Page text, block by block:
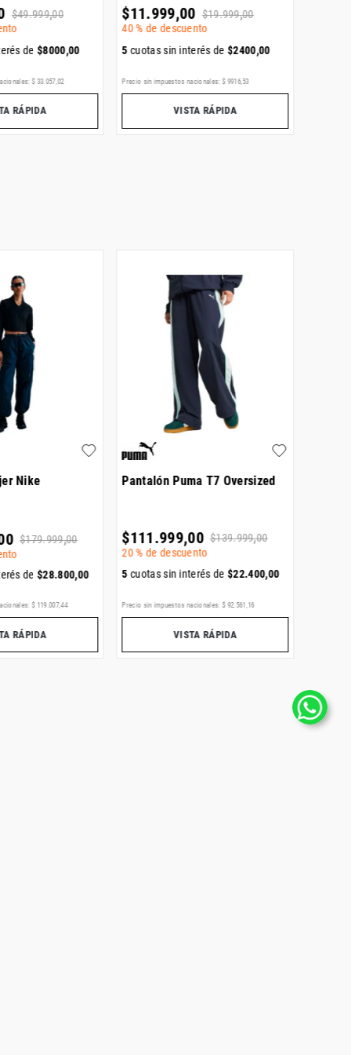
$49.999,00
de$8000,00
$ 33 057,02
RÁPIDA
$11.999,00 $19.999,00
40 % de descuento
5cuotas sin interés de$2400,00
Precio sin impuestos nacionales: $ 9916, 53
VISTA RÁPIDA
Nike
$179.999,00
de$28.800,00
$ 119.007,44
RÁPIDA
Pantalón Puma T7 Oversized
$111.999,00 $139.999,00
20 % de descuento
5cuotas sin interés de$22.400,00
Precio sin impuestos nacionales: $ 92. 561 16
VISTA RÁPIDA